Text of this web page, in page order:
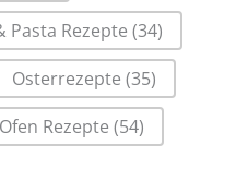
Pasta Rezepte (34)
Osterrezepte (35)
Ofen Rezepte (54)